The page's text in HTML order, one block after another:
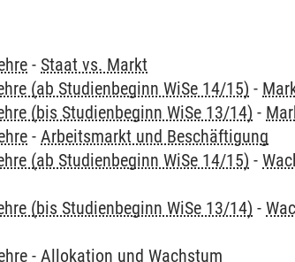
- Staat vs. Markt
(ab Studienbeginn WiSe 14/15) -
(bis Studienbeginn WiSe 13/14) -
-Arbeitsmarkt und Beschäftigung
(ab Studienbeginn WiSe 14/15) -
(bis Studienbeginn WiSe 13/14) -
-Allokation und Wachstum